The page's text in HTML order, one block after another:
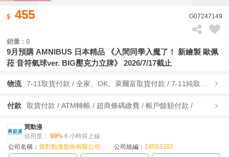
455 G07247149
銷量 : 0
9月預購 AMNIBUS 日本精品 《入間同學入魔了！ 新繪製 歐佩
菈 音符氣球ver. BIG壓克力立牌》 2026/7/17截止
物流
付款 取貨付款 / ATM轉帳 / 超商條碼繳費 / 帳戶餘額付款 /
買動漫
信用度： 99% 6 小時前上線
公司名稱： 買對動漫股份有限公司 公司統編： 24553282